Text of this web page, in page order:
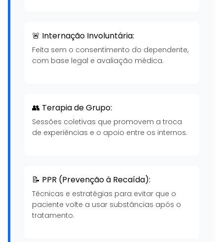
🚨 Internação Involuntária:
Feita sem o consentimento do dependente,
com base legal e avaliação médica.
👥 Terapia de Grupo:
Sessões coletivas que promovem a troca
de experiências e o apoio entre os internos.
📝 PPR (Prevenção à Recaída):
Técnicas e estratégias para evitar que o
paciente volte a usar substâncias após o
tratamento.